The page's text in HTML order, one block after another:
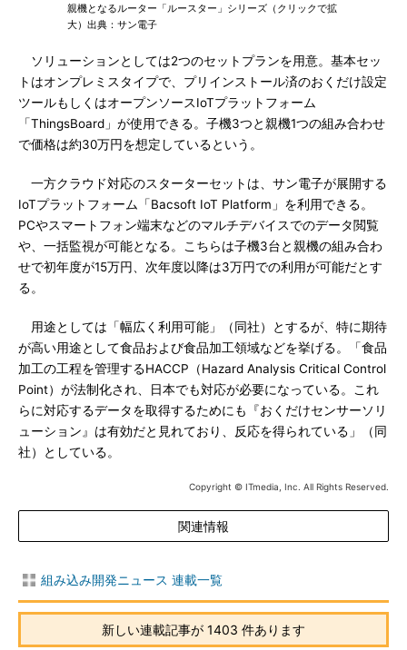
親機となるルーター「ルースター」シリーズ（クリックで拡
大）出典：サン電子
ソリューションとしては2つのセットプランを用意。基本セッ
トはオンプレミスタイプで、プリインストール済のおくだけ設定
ツールもしくはオープンソースIoTプラットフォーム
「ThingsBoard」が使用できる。子機3つと親機1つの組み合わせ
で価格は約30万円を想定しているという。
一方クラウド対応のスターターセットは、サン電子が展開する
IoTプラットフォーム「Bacsoft IoT Platform」を利用できる。
PCやスマートフォン端末などのマルチデバイスでのデータ閲覧
や、一括監視が可能となる。こちらは子機3台と親機の組み合わ
せで初年度が15万円、次年度以降は3万円での利用が可能だとす
る。
用途としては「幅広く利用可能」（同社）とするが、特に期待
が高い用途として食品および食品加工領域などを挙げる。「食品
加工の工程を管理するHACCP（Hazard Analysis Critical Control
Point）が法制化され、日本でも対応が必要になっている。これ
らに対応するデータを取得するためにも『おくだけセンサーソリ
ューション』は有効だと見れており、反応を得られている」（同
社）としている。
Copyright © ITmedia, Inc. All Rights Reserved.
関連情報
組み込み開発ニュース 連載一覧
新しい連載記事が 1403 件あります